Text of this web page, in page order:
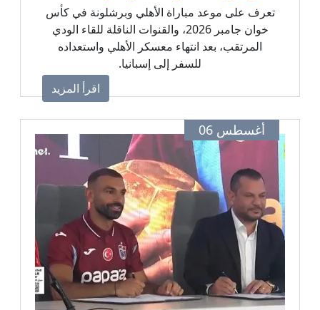
تعرف على موعد مباراة الأهلي وبرشلونة في كأس
خوان جامبر 2026، والقنوات الناقلة للقاء الودي
المرتقب، بعد انتهاء معسكر الأهلي واستعداده
للسفر إلى إسبانيا.
اقرأ المزيد
أغسطس 06